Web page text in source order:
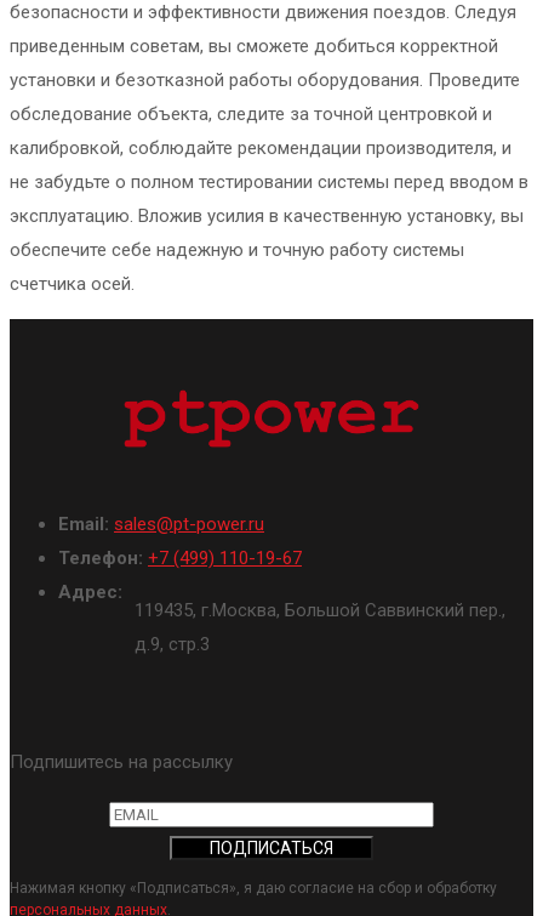
безопасности и эффективности движения поездов. Следуя
приведенным советам, вы сможете добиться корректной
установки и безотказной работы оборудования. Проведите
обследование объекта, следите за точной центровкой и
калибровкой, соблюдайте рекомендации производителя, и
не забудьте о полном тестировании системы перед вводом в
эксплуатацию. Вложив усилия в качественную установку, вы
обеспечите себе надежную и точную работу системы
счетчика осей.
Email: sales@pt-power.ru
Телефон: +7 (499) 110-19-67
Адрес:
119435, г.Москва, Большой Саввинский пер.,
д.9, стр.3
Подпишитесь на рассылку
Нажимая кнопку «Подписаться», я даю согласие на сбор и обработку
персональных данных.